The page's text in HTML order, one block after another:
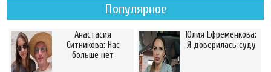
Популярное
Анастасия
Ситникова: Нас
больше нет
Юлия Ефременкова:
Я доверилась суду